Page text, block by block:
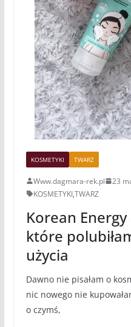
KOSMETYKI TWARZ
Www.dagmara-rek.pl 23
KOSMETYKI,TWARZ
Korean
które
użycia
Dawno nie pisałam o
nic nowego nie
o czymś,